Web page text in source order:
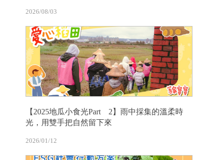
2026/08/03
【2025地瓜小食光Part 2】雨中採集的溫柔時
光，用雙手把自然留下來
2026/01/12